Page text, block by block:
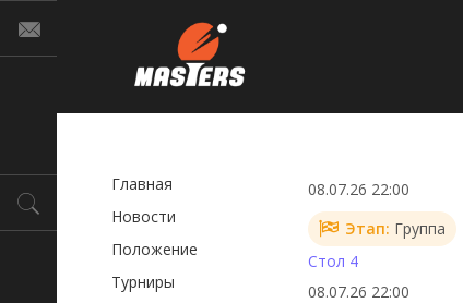
08.07.26 22:00
Этап: Группа
Стол 4
08.07.26 22:00
Главная
Новости
Положение
Турниры